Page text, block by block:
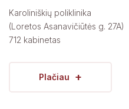
Karoliniškių poliklinika
(Loretos Asanavičiūtės g. 27A)
712 kabinetas
Plačiau +